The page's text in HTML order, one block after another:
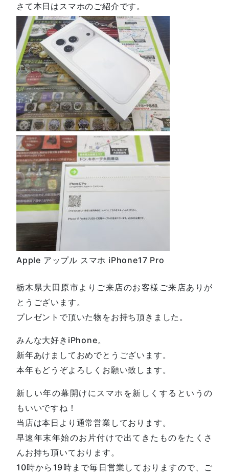
さて本日はスマホのご紹介です。
Apple アップル スマホ iPhone17 Pro
栃木県大田原市よりご来店のお客様ご来店ありが
とうございます。
プレゼントで頂いた物をお持ち頂きました。
みんな大好きiPhone。
新年あけましておめでとうございます。
本年もどうぞよろしくお願い致します。
新しい年の幕開けにスマホを新しくするというの
もいいですね！
当店は本日より通常営業しております。
早速年末年始のお片付けで出てきたものをたくさ
んお持ち頂いております。
10時から19時まで毎日営業しておりますので、ご